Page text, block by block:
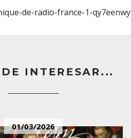
de-radio-france-1-qy7eenwy
INTERESAR...
01/03/2026